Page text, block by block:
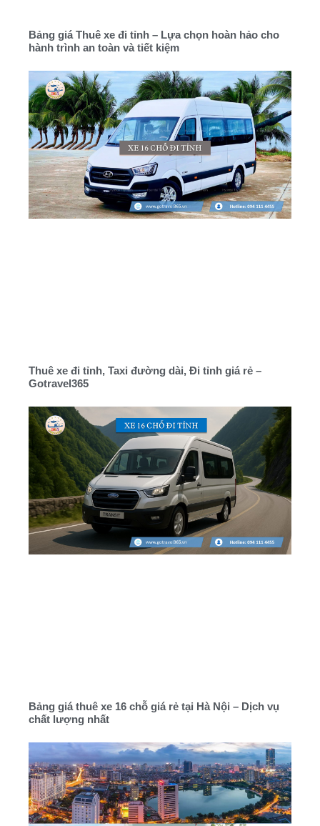
Bảng giá Thuê xe đi tỉnh – Lựa chọn hoàn hảo cho
hành trình an toàn và tiết kiệm
Thuê xe đi tỉnh, Taxi đường dài, Đi tỉnh giá rẻ –
Gotravel365
Bảng giá thuê xe 16 chỗ giá rẻ tại Hà Nội – Dịch vụ
chất lượng nhất